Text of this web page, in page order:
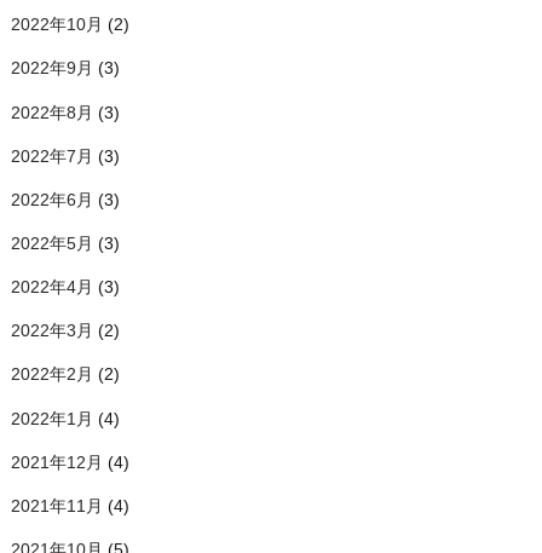
2022年10月 (2)
2022年9月 (3)
2022年8月 (3)
2022年7月 (3)
2022年6月 (3)
2022年5月 (3)
2022年4月 (3)
2022年3月 (2)
2022年2月 (2)
2022年1月 (4)
2021年12月 (4)
2021年11月 (4)